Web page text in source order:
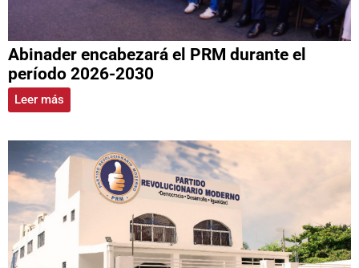
Abinader encabezará el PRM durante el
período 2026-2030
Leer más